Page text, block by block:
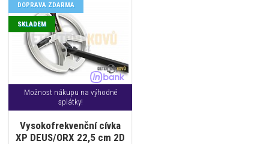
Možnost nákupu na výhodné
splátky!
Vysokofrekvenční cívka
XP DEUS/ORX 22,5 cm 2D
DOPRAVA ZDARMA
SKLADEM